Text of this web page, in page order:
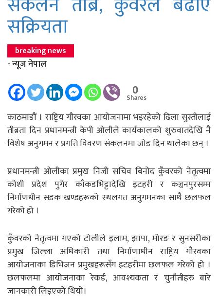
सक्रियता
breaking news
- न्यूज नेपाल
0
Shares
काठमाडाैं । राष्ट्रिय गाैरवका आयोजनामा भइरहेको ढिला सुस्तीलाई
तीब्रता दिन प्रधानमन्त्री केपी ओलीले कार्यकालको शुरुवातदेखि नै
विशेष अनुगमन र प्रगति विवरण संकलनमा जोड दिन थालेका छन् ।
प्रधानमन्त्री ओलीका प्रमुख निजी सचिव बिनोद कुँवरको नेतृत्वमा
कोशी प्रदेश पुगेर काँकडभिट्टादेखि इटहरी र कञ्चनपुरसम्म
निर्माणधीन सडक खण्डहरूको स्थलगत अनुगमनका साथै छलफल
गरेको हो ।
कुँवरको नेतृत्वमा गएको टोलीले इलाम, झापा, मोरङ र सुनसरीका
प्रमुख जिल्ला अधिकारी तथा निर्माणाधीन राष्ट्रिय गौरवका
आयोजनाका डिभिजन प्रमुखहरूसँग इटहरीमा छलफल गरेको हो ।
छलफलमा आयोजनाका रेकर्ड, आवश्यकता र चुनौतीहरु बारे
जानकारी लिइएको थियो।